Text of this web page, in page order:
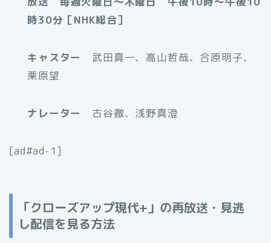
時30分［NHK総合］
キャスター
武田真一、高山哲哉、合原明子、
栗原望
ナレーター 古谷徹、浅野真澄
[ad#ad-1]
「クローズアップ現代+」の再放送・見逃
し配信を見る方法